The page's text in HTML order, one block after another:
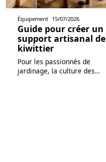
Équipement 15/07/2026
Guide pour créer un
support artisanal de
kiwittier
Pour les passionnés de
jardinage, la culture des…